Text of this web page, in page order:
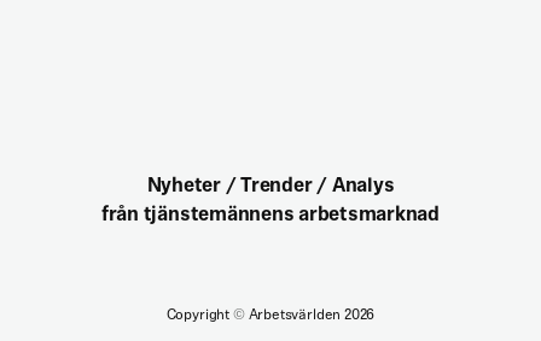
Nyheter / Trender / Analys
från tjänstemännens arbetsmarknad
Copyright ©Arbetsvärlden 2026